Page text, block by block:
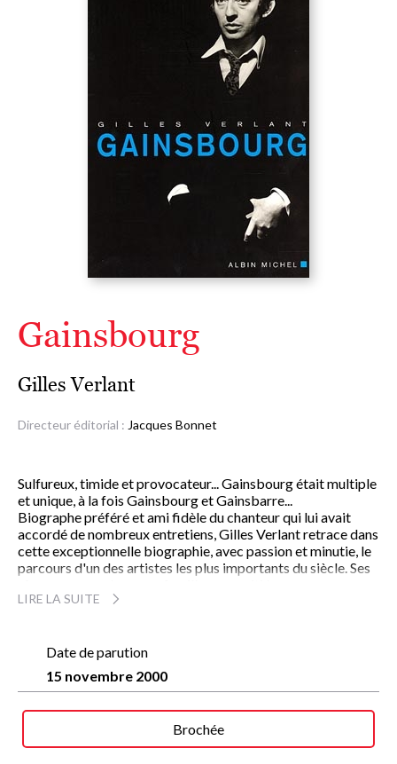
Gainsbourg
Gilles Verlant
Directeur éditorial : Jacques Bonnet
Sulfureux, timide et provocateur... Gainsbourg était multiple
et unique, à la fois Gainsbourg et Gainsbarre...
Biographe préféré et ami fidèle du chanteur qui lui avait
accordé de nombreux entretiens, Gilles Verlant retrace dans
cette exceptionnelle biographie, avec passion et minutie, le
parcours d'un des artistes les plus importants du siècle. Ses
plus de trois cents interviews, des archives inédites et les
garçon, comme il le disait lui-même, "sauvage et secret" : un
certain Lucien Ginsburg, né de parents juifs russes à Paris le
2 avril 1928, échappé par miracle aux persécutions nazies,
dans la peinture, mais qui sut élever cet "art mineur" au rang
LIRE LA SUITE
Date de parution
15 novembre 2000
Brochée